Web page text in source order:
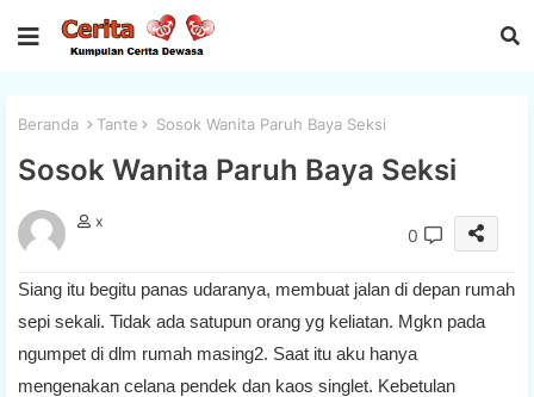
Beranda Tante Sosok Wanita Paruh Baya Seksi
Sosok Wanita Paruh Baya Seksi
x
0
Siang itu begitu panas udaranya, membuat jalan di depan rumah
sepi sekali. Tidak ada satupun orang yg keliatan. Mgkn pada
ngumpet di dlm rumah masing2. Saat itu aku hanya
mengenakan celana pendek dan kaos singlet. Kebetulan